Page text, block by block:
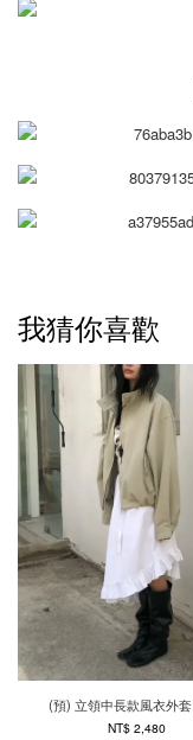
我猜你喜歡
(預) 立領中長款風衣外
NT$ 2,480